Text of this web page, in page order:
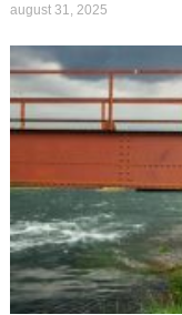
august 31, 2025